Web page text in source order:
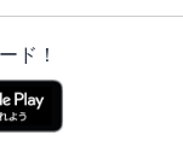
ド！